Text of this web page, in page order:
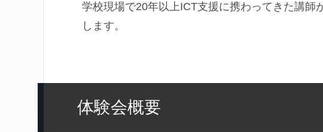
学校現場で20年以上ICT支援に携わってきた講師
します。
体験会概要